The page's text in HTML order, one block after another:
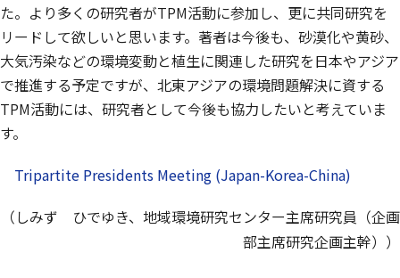
た。より多くの研究者がTPM活動に参加し、更に共同研究を
リードして欲しいと思います。著者は今後も、砂漠化や黄砂、
大気汚染などの環境変動と植生に関連した研究を日本やアジア
で推進する予定ですが、北東アジアの環境問題解決に資する
TPM活動には、研究者として今後も協力したいと考えていま
す。
Tripartite Presidents Meeting (Japan-Korea-China)
（しみず ひでゆき、地域環境研究センター主席研究員（企画
部主席研究企画主幹））